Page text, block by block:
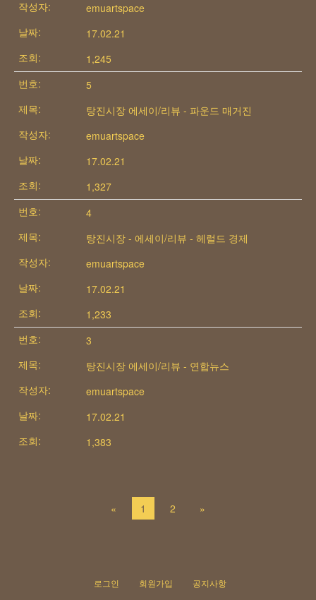
emuartspace
17.02.21
1,245
5
탕진시장 에세이/리뷰 - 파운드 매거진
emuartspace
17.02.21
1,327
4
탕진시장 - 에세이/리뷰 - 헤럴드 경제
emuartspace
17.02.21
1,233
3
탕진시장 에세이/리뷰 - 연합뉴스
emuartspace
17.02.21
1,383
« 1 2 »
로그인 회원가입 공지사항